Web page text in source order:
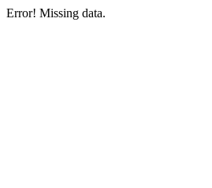
Error! Missing data.